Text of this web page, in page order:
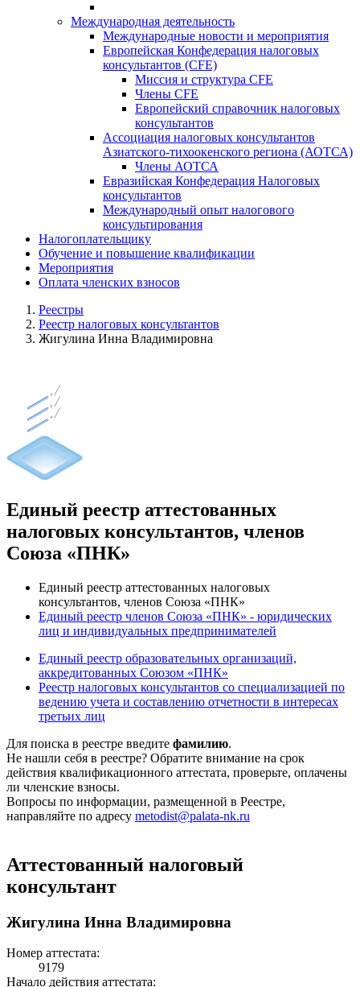
Международная деятельность
Международные новости и мероприятия
Европейская Конфедерация налоговых
консультантов (CFE)
Миссия и структура CFE
Члены CFE
Европейский справочник налоговых
консультантов
Ассоциация налоговых консультантов
Азиатского-тихоокенского региона (АОТСА)
Члены АОТСА
Евразийская Конфедерация Налоговых
консультантов
Международный опыт налогового
консультирования
Налогоплательщику
Обучение и повышение квалификации
Мероприятия
Оплата членских взносов
Реестры
Реестр налоговых консультантов
Жигулина Инна Владимировна
Единый реестр аттестованных
налоговых консультантов, членов
Союза «ПНК»
Единый реестр аттестованных налоговых
консультантов, членов Союза «ПНК»
Единый реестр членов Союза «ПНК» - юридических
лиц и индивидуальных предпринимателей
Единый реестр образовательных организаций,
аккредитованных Союзом «ПНК»
Реестр налоговых консультантов со специализацией по
ведению учета и составлению отчетности в интересах
третьих лиц
Для поиска в реестре введите фамилию.
Не нашли себя в реестре? Обратите внимание на срок
действия квалификационного аттестата, проверьте, оплачены
ли членские взносы.
Вопросы по информации, размещенной в Реестре,
направляйте по адресу metodist@palata-nk.ru
Аттестованный налоговый
консультант
Жигулина Инна Владимировна
Номер аттестата:
9179
Начало действия аттестата: